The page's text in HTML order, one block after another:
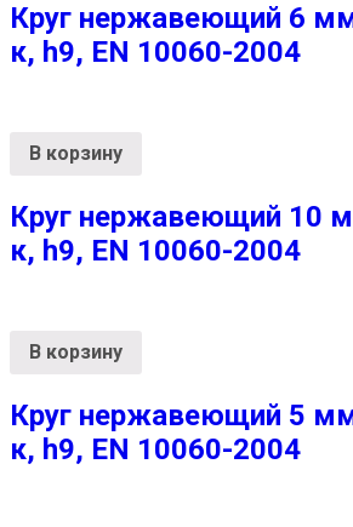
Круг нержавеющий 6
к, h9, EN 10060-2004
В корзину
Круг нержавеющий 10
к, h9, EN 10060-2004
В корзину
Круг нержавеющий 5
к, h9, EN 10060-2004